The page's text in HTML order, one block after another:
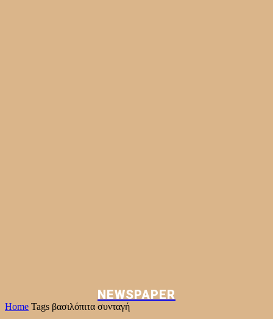
NEWSPAPER
Home Tags βασιλόπιτα συνταγή